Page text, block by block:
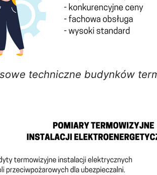
techniczne budynków